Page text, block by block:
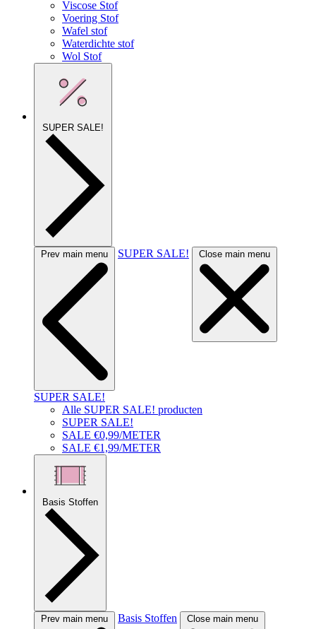
Viscose Stof
Voering Stof
Wafel stof
Waterdichte stof
Wol Stof
SUPER SALE!
Prev main menu SUPER SALE! Close main menu
SUPER SALE!
Alle SUPER SALE! producten
SUPER SALE!
SALE €0,99/METER
SALE €1,99/METER
Basis Stoffen
Prev main menu Basis Stoffen Close main menu